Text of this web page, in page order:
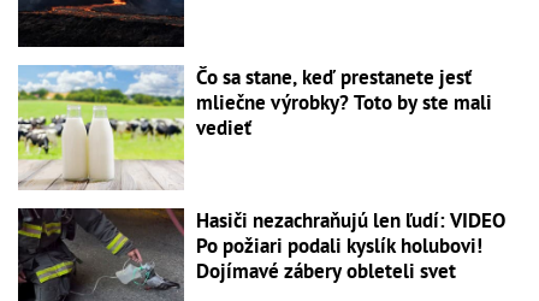
Čo sa stane, keď prestanete jesť
mliečne výrobky? Toto by ste mali
vedieť
Hasiči nezachraňujú len ľudí: VIDEO
Po požiari podali kyslík holubovi!
Dojímavé zábery obleteli svet